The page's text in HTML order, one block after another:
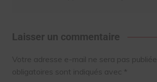
Laisser un commentaire
Votre adresse e-mail ne sera pas publiée.
obligatoires sont indiqués avec *